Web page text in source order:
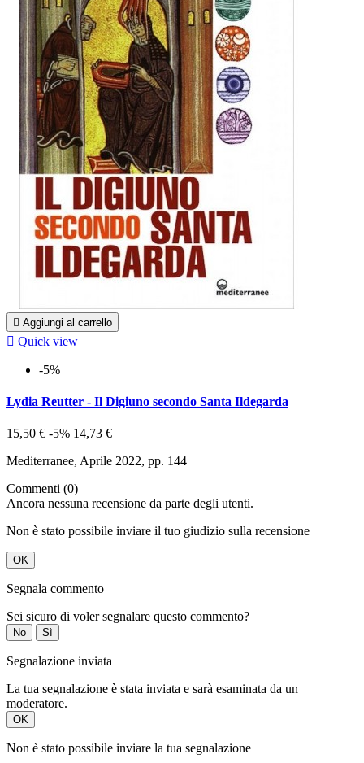
 Aggiungi al carrello
 Quick view
-5%
Lydia Reutter - Il Digiuno secondo Santa Ildegarda
15,50 € -5% 14,73 €
Mediterranee, Aprile 2022, pp. 144
Commenti (0)
Ancora nessuna recensione da parte degli utenti.
Non è stato possibile inviare il tuo giudizio sulla recensione
OK
Segnala commento
Sei sicuro di voler segnalare questo commento?
No Sì
Segnalazione inviata
La tua segnalazione è stata inviata e sarà esaminata da un
moderatore.
OK
Non è stato possibile inviare la tua segnalazione